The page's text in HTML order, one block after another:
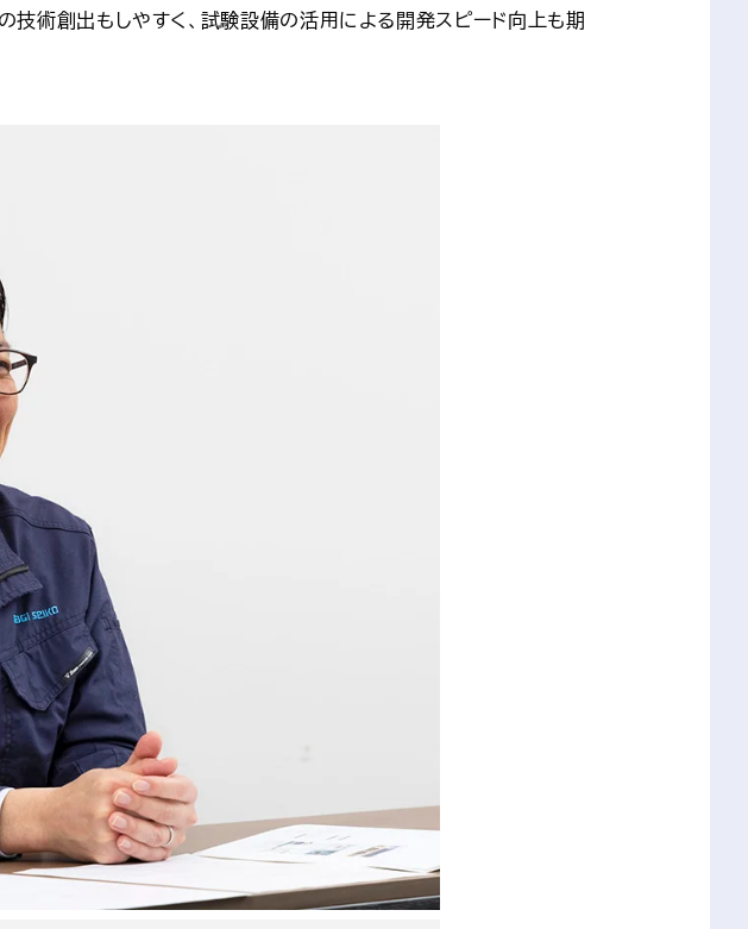
術創出もしやすく、試験設備の活用による開発スピード向上も期